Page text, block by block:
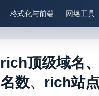
格式化与前端 网络工具
rich顶级域名
名数、rich站